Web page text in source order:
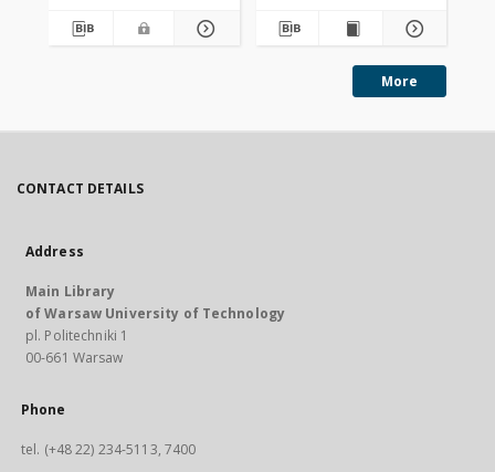
More
CONTACT DETAILS
Address
Main Library
of Warsaw University of Technology
pl. Politechniki 1
00-661 Warsaw
Phone
tel. (+48 22) 234-5113, 7400